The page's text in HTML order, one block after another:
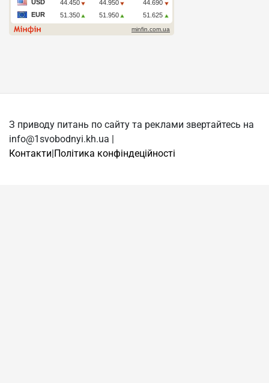
З приводу питань по сайту та реклами звертайтесь на
info@1svobodnyi.kh.ua |
Контакти Політика конфіндеційності